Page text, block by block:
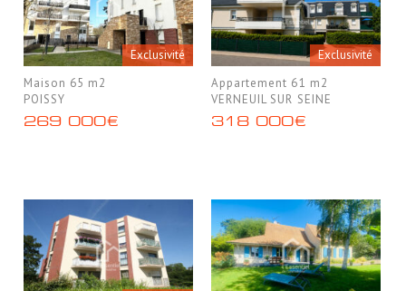
Exclusivité
Maison 65 m2
POISSY
269 000€
Exclusivité
Appartement 61 m2
VERNEUIL SUR SEINE
318 000€